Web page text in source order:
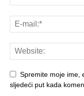
Spremite moje ime,
sljedeći put kada